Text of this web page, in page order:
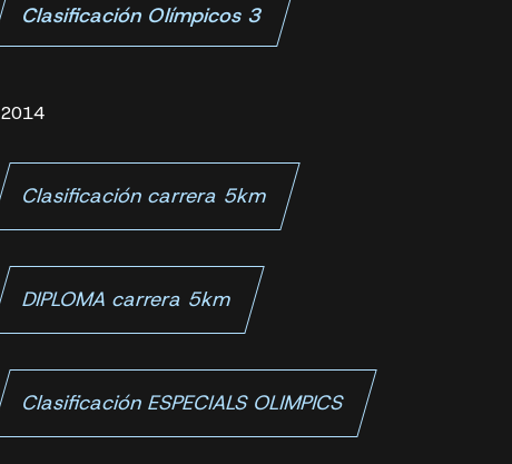
Clasificación Olímpicos 3
2014
Clasificación carrera 5km
DIPLOMA carrera 5km
Clasificación ESPECIALS OLIMPICS